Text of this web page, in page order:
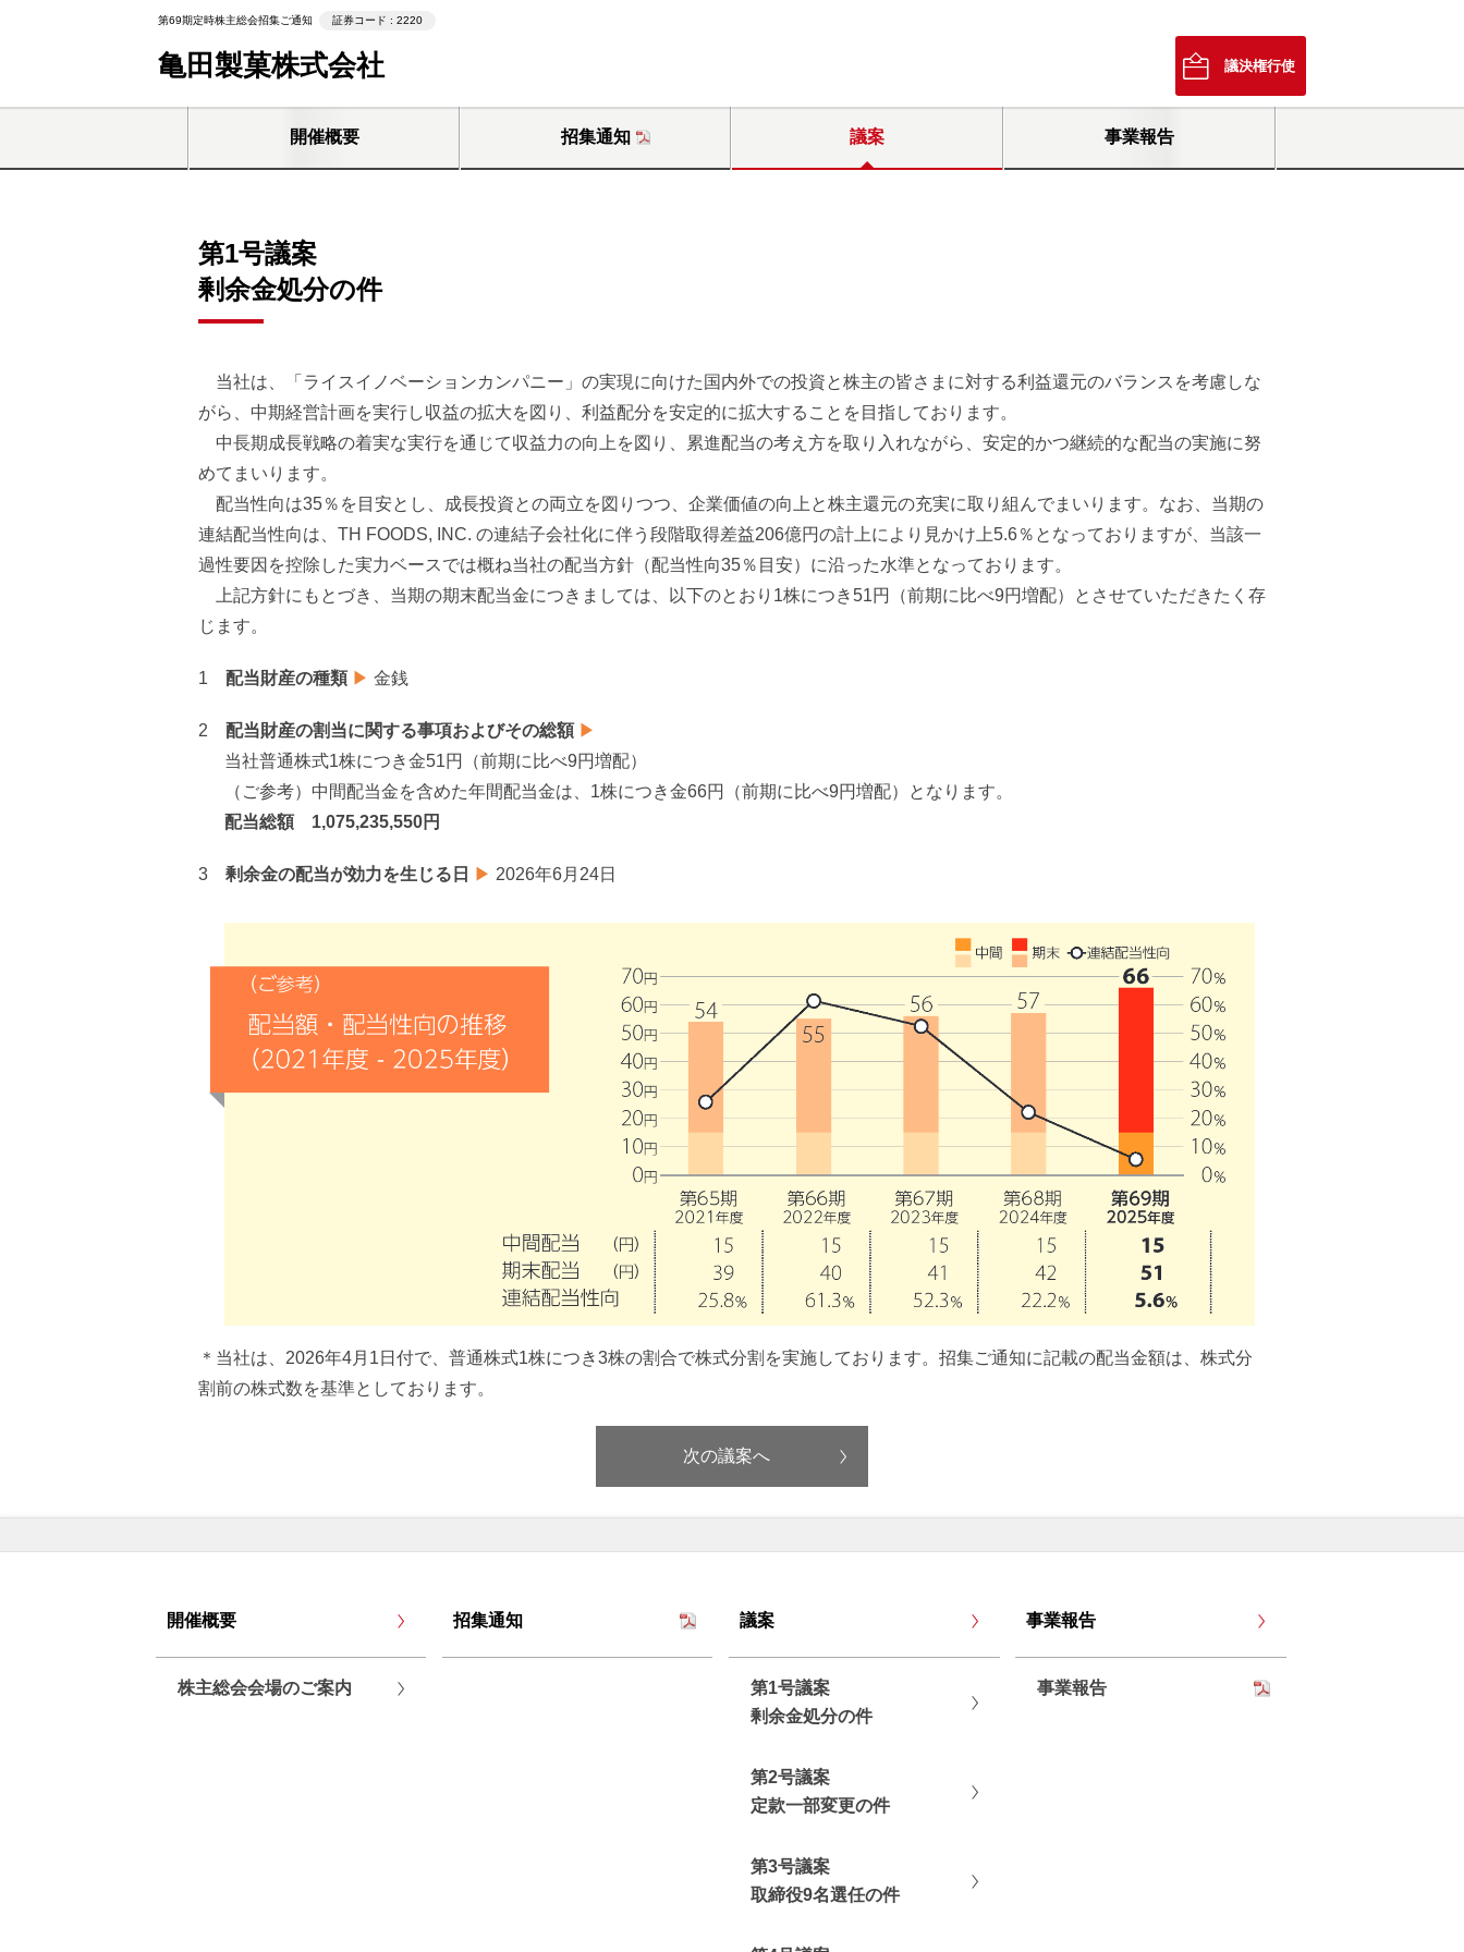
第69期定時株主総会招集ご通知 証券コード : 2220
亀田製菓株式会社 議決権行使
開催概要 招集通知 議案 事業報告
第1号議案
剰余⾦処分の件
当社は、「ライスイノベーションカンパニー」の実現に向けた国内外での投資と株主の皆さまに対する利益還元のバランスを考慮しな
がら、中期経営計画を実行し収益の拡大を図り、利益配分を安定的に拡大することを目指しております。
中長期成長戦略の着実な実行を通じて収益力の向上を図り、累進配当の考え方を取り入れながら、安定的かつ継続的な配当の実施に努
めてまいります。
配当性向は35％を目安とし、成長投資との両立を図りつつ、企業価値の向上と株主還元の充実に取り組んでまいります。なお、当期の
連結配当性向は、TH FOODS, INC. の連結子会社化に伴う段階取得差益206億円の計上により見かけ上5.6％となっておりますが、当該一
過性要因を控除した実力ベースでは概ね当社の配当方針（配当性向35％目安）に沿った水準となっております。
上記方針にもとづき、当期の期末配当金につきましては、以下のとおり1株につき51円（前期に比べ9円増配）とさせていただきたく存
じます。
1 配当財産の種類 ▶ 金銭
2 配当財産の割当に関する事項およびその総額 ▶
当社普通株式1株につき金51円（前期に比べ9円増配）
（ご参考）中間配当金を含めた年間配当金は、1株につき金66円（前期に比べ9円増配）となります。
配当総額 1,075,235,550円
3 剰余⾦の配当が効力を生じる日 ▶ 2026年6月24日
＊当社は、2026年4月1日付で、普通株式1株につき3株の割合で株式分割を実施しております。招集ご通知に記載の配当金額は、株式分
割前の株式数を基準としております。
次の議案へ
開催概要
株主総会会場のご案内
招集通知 議案
第1号議案
剰余⾦処分の件
第2号議案
定款⼀部変更の件
第3号議案
取締役9名選任の件
事業報告
事業報告